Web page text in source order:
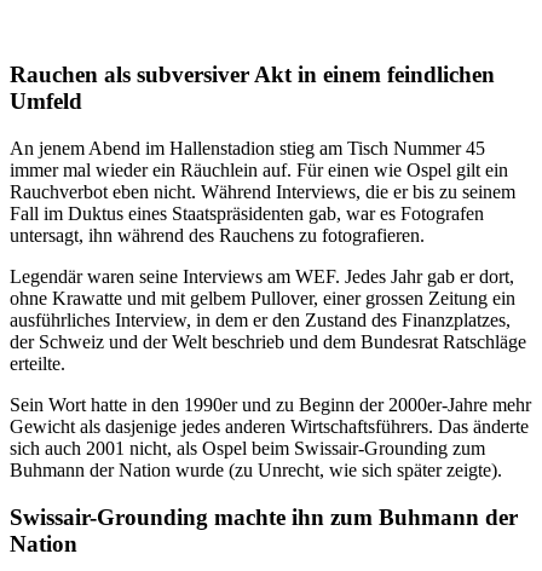
Rauchen als subversiver Akt in einem feindlichen
Umfeld
An jenem Abend im Hallenstadion stieg am Tisch Nummer 45
immer mal wieder ein Räuchlein auf. Für einen wie Ospel gilt ein
Rauchverbot eben nicht. Während Interviews, die er bis zu seinem
Fall im Duktus eines Staatspräsidenten gab, war es Fotografen
untersagt, ihn während des Rauchens zu fotografieren.
Legendär waren seine Interviews am WEF. Jedes Jahr gab er dort,
ohne Krawatte und mit gelbem Pullover, einer grossen Zeitung ein
ausführliches Interview, in dem er den Zustand des Finanzplatzes,
der Schweiz und der Welt beschrieb und dem Bundesrat Ratschläge
erteilte.
Sein Wort hatte in den 1990er und zu Beginn der 2000er-Jahre mehr
Gewicht als dasjenige jedes anderen Wirtschaftsführers. Das änderte
sich auch 2001 nicht, als Ospel beim Swissair-Grounding zum
Buhmann der Nation wurde (zu Unrecht, wie sich später zeigte).
Swissair-Grounding machte ihn zum Buhmann der
Nation